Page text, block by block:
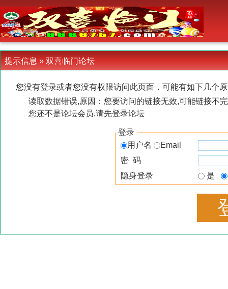
提示信息 » 双喜临门论坛
您没有登录或者您没有权限访问此页面，可能有如下几个
读取数据错误,原因：您要访问的链接无效,可能链接不
您还不是论坛会员,请先登录论坛
登录
用户名
Email
密 码
隐身登录
是